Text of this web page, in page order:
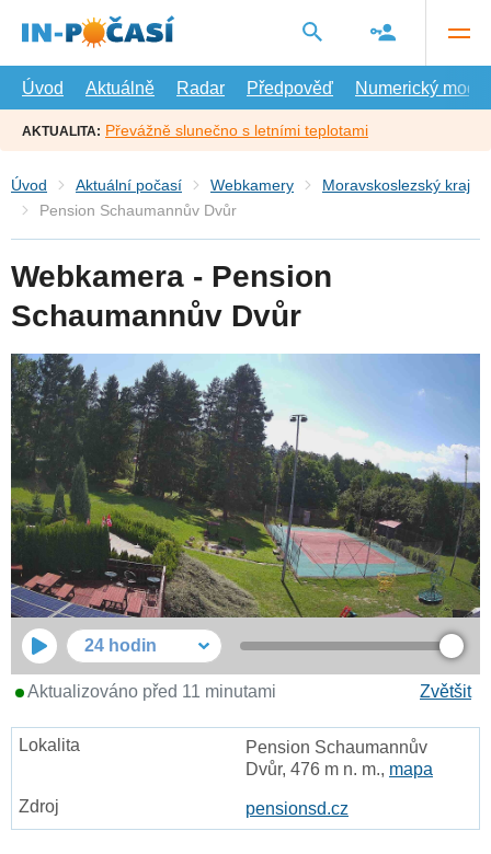
hlavní
Úvod
Aktuálně Radar Předpověď Numerický model
AKTUALITA: Převážně slunečno s letními teplotami
Úvod Aktuální počasí Webkamery
Moravskoslezský kraj
Pension Schaumannův Dvůr
Webkamera - Pension
Schaumannův Dvůr
24 hodin
Zvětšit
Aktualizováno před 11 minutami
Pension Schaumannův
Dvůr, 476 m n. m., mapa
pensionsd.cz